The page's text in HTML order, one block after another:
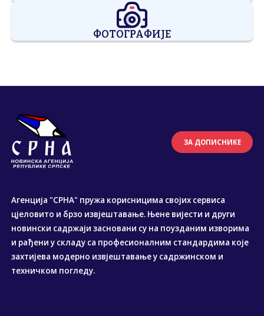
ФОТОГРАФИЈЕ
ЗА ДОПИСНИКЕ
Агенција "СРНА" пружа корисницима својих сервиса
цјеловито и брзо извјештавање. Њене вијести и други
новински садржаји засновани су на поузданим изворима
и рађени у складу са професионалним стандардима које
захтијева модерно извјештавање у садржинском и
техничком погледу.